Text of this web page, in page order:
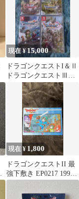
現在 ¥15,000
ドラゴンクエストI＆Ⅱ
ドラゴンクエストⅢド
ラゴンクエストⅦドラ
ゴンクエストⅩⅠ
現在 ¥ 1,800
ドラゴンクエストII 最
強下敷き EP0217 1991
年 ENIX 鳥山明